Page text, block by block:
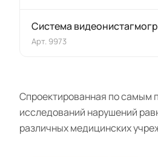
Cистема
Арт. 9973
Спроектированная по самым
исследований нарушений
различных медицинских